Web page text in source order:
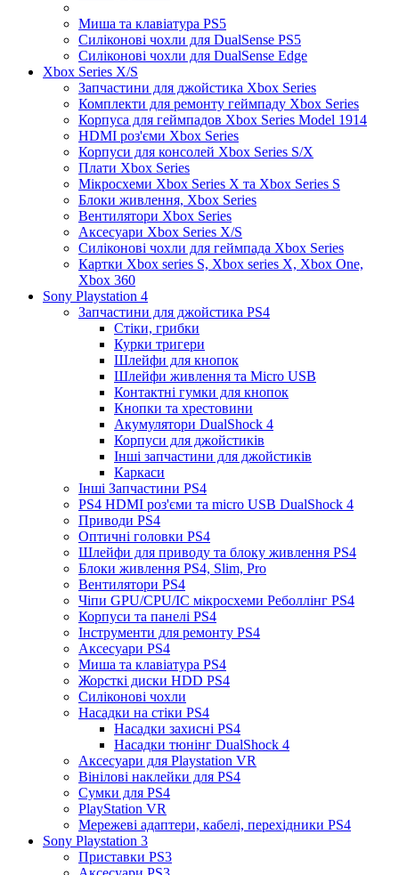
Миша та клавіатура PS5
Силіконові чохли для DualSense PS5
Силіконові чохли для DualSense Edge
Xbox Series X/S
Запчастини для джойстика Xbox Series
Комплекти для ремонту геймпаду Xbox Series
Корпуса для геймпадов Xbox Series Model 1914
HDMI роз'єми Xbox Series
Корпуси для консолей Xbox Series S/X
Плати Xbox Series
Мікросхеми Xbox Series X та Xbox Series S
Блоки живлення, Xbox Series
Вентилятори Xbox Series
Аксесуари Xbox Series X/S
Силіконові чохли для геймпада Xbox Series
Картки Xbox series S, Xbox series X, Xbox One,
Xbox 360
Sony Playstation 4
Запчастини для джойстика PS4
Стіки, грибки
Курки тригери
Шлейфи для кнопок
Шлейфи живлення та Micro USB
Контактні гумки для кнопок
Кнопки та хрестовини
Акумулятори DualShock 4
Корпуси для джойстиків
Інші запчастини для джойстиків
Каркаси
Інші Запчастини PS4
PS4 HDMI роз'єми та micro USB DualShock 4
Приводи PS4
Оптичні головки PS4
Шлейфи для приводу та блоку живлення PS4
Блоки живлення PS4, Slim, Pro
Вентилятори PS4
Чіпи GPU/CPU/IC мікросхеми Реболлінг PS4
Корпуси та панелі PS4
Інструменти для ремонту PS4
Аксесуари PS4
Миша та клавіатура PS4
Жорсткі диски HDD PS4
Силіконові чохли
Насадки на стіки PS4
Насадки захисні PS4
Насадки тюнінг DualShock 4
Аксесуари для Playstation VR
Вінілові наклейки для PS4
Сумки для PS4
PlayStation VR
Мережеві адаптери, кабелі, перехідники PS4
Sony Playstation 3
Приставки PS3